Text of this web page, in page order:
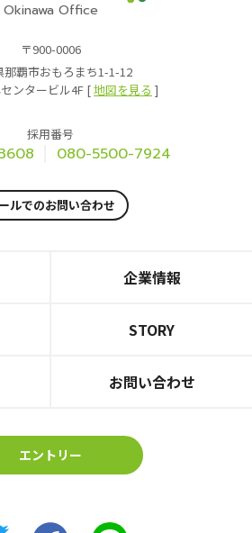
Okinawa Office
〒900-0006
那覇市おもろまち1-1-12
ンタービル4F [地図を見る ]
採用番号
080-5500-7924
ルでのお問い合わせ
企業情報
STORY
お問い合わせ
エントリー